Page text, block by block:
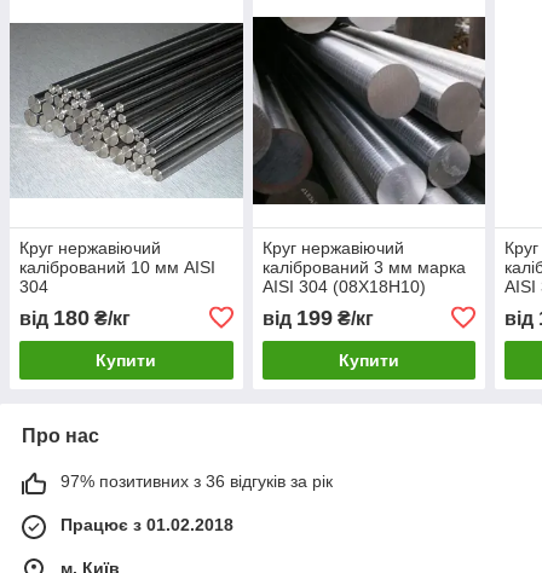
Круг нержавіючий
калібрований 10 мм AISI
304
від 180 ₴/кг
Купити
Круг нержавіючий
калібрований 3 мм марка
AISI 304 (08Х18Н10)
від 199₴/кг
Купити
AISI
від
Про нас
97% позитивних з 36 відгуків за рік
Працює з 01.02.2018
м. Київ